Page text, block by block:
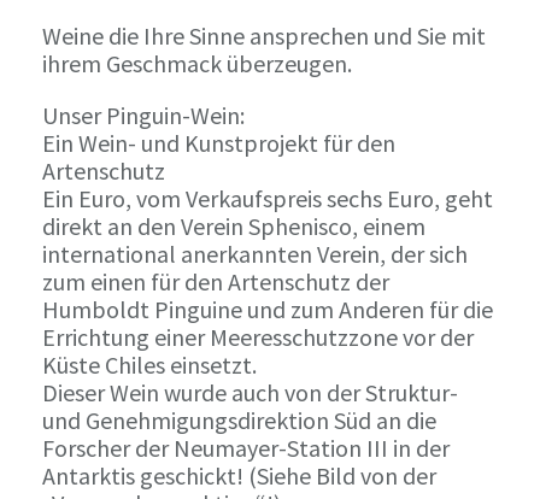
Weine die Ihre Sinne ansprechen und Sie mit
ihrem Geschmack überzeugen.
Unser Pinguin-Wein:
Ein Wein- und Kunstprojekt für den
Artenschutz
Ein Euro, vom Verkaufspreis sechs Euro, geht
direkt an den Verein Sphenisco, einem
international anerkannten Verein, der sich
zum einen für den Artenschutz der
Humboldt Pinguine und zum Anderen für die
Errichtung einer Meeresschutzzone vor der
Küste Chiles einsetzt.
Dieser Wein wurde auch von der Struktur-
und Genehmigungsdirektion Süd an die
Forscher der Neumayer-Station III in der
Antarktis geschickt! (Siehe Bild von der